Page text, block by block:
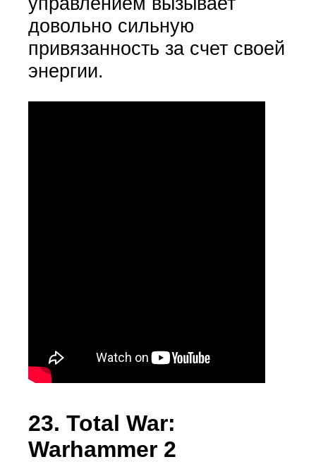
довольно сильную
привязанность за счет своей
энергии.
23. Total War:
Warhammer 2